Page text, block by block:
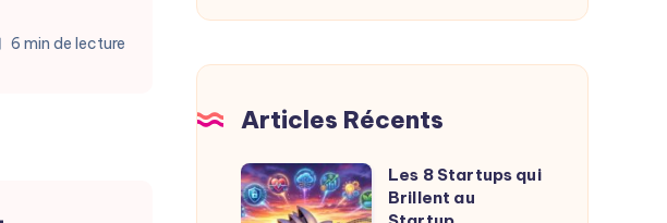
6 min de lecture
De
Articles Récents
Les
8
Les 8 Startups qui
Brillent au